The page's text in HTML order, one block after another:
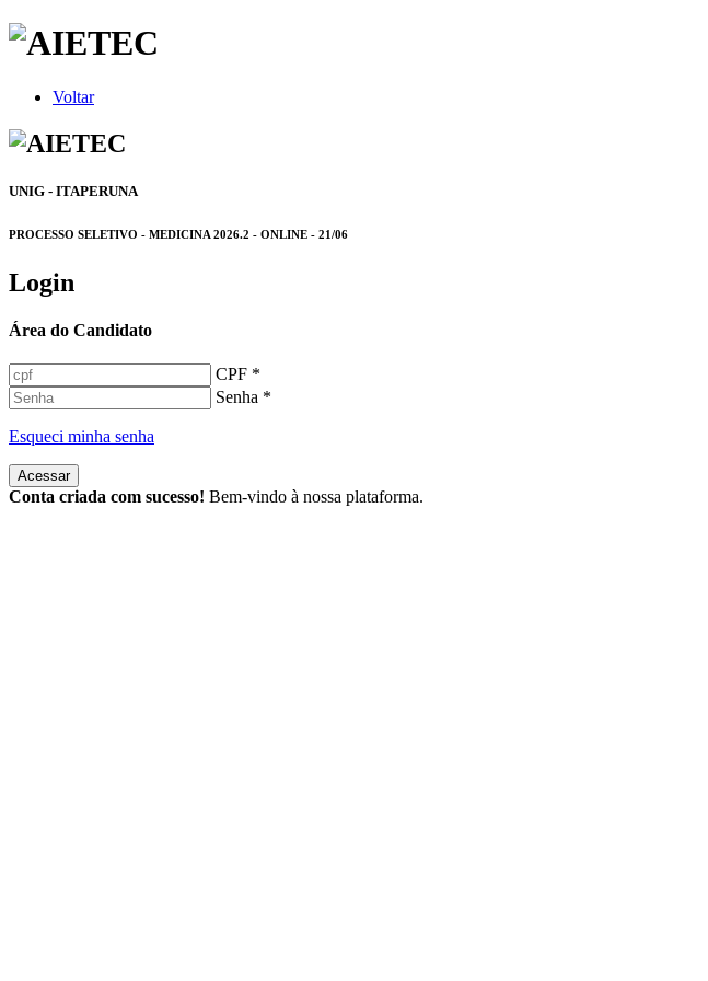
Voltar
UNIG - ITAPERUNA
PROCESSO SELETIVO - MEDICINA 2026.2 - ONLINE - 21/06
Login
Área do Candidato
CPF *
Senha *
Esqueci minha senha
Acessar
Conta criada com sucesso! Bem-vindo à nossa plataforma.